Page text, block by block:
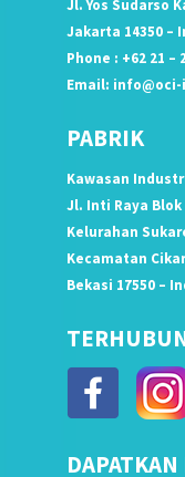
Jl. Yos Sudarso
Jakarta 14350 –
Phone : +62 21 –
Email:
PABRIK
Kawasan
Jl. Inti Raya Blok
Kelurahan
Kecamatan
Bekasi 17550 –